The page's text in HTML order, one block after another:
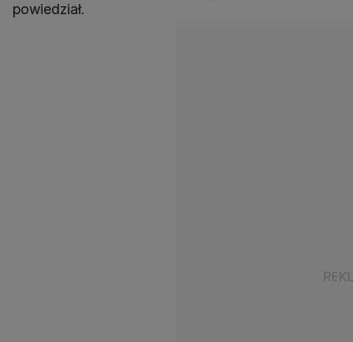
powiedział.